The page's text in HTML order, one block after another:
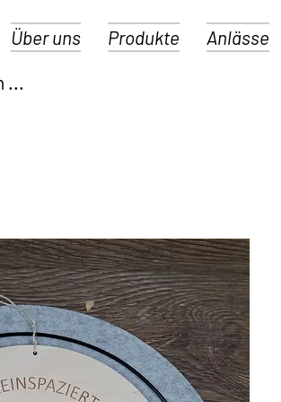
Über uns Produkte Anlässe